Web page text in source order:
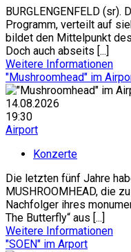
BURGLENGENFELD
Programm, verteilt auf
bildet den Mittelpunkt
Doch auch abseits [...]
Weitere Informationen
"Mushroomhead" im
14.08.2026
19:30
Airport
Konzerte
Die letzten fünf Jahre
MUSHROOMHEAD, die
Nachfolger ihres
The Butterfly“ aus [...]
Weitere Informationen
"SOEN" im Arport